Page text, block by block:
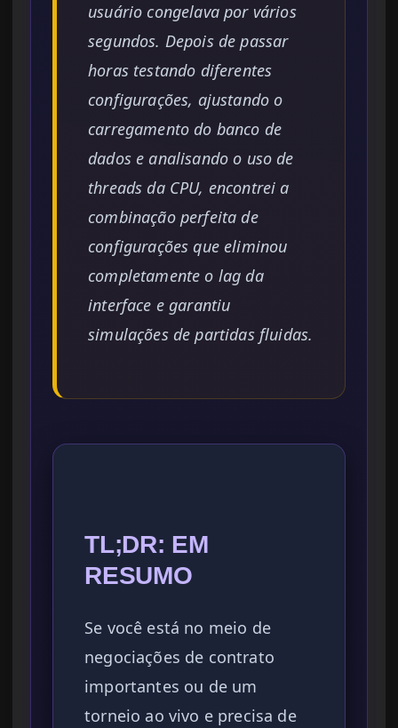
usuário congelava por vários
segundos. Depois de passar
horas testando diferentes
configurações, ajustando o
carregamento do banco de
dados e analisando o uso de
threads da CPU, encontrei a
combinação perfeita de
configurações que eliminou
completamente o lag da
interface e garantiu
simulações de partidas fluidas.
TL;DR: EM
RESUMO
Se você está no meio de
negociações de contrato
importantes ou de um
torneio ao vivo e precisa de